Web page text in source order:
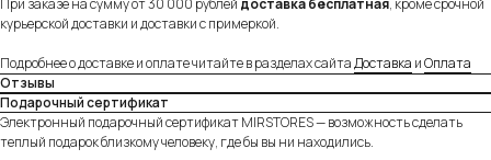
При заказе на сумму от 30 000 рублей доставка бесплатная, кроме срочной
курьерской доставки и доставки с примеркой.
Подробнее о доставке и оплате читайте в разделах сайтаДоставка иОплата
Отзывы
Подарочный сертификат
Электронный подарочный сертификат MIRSTORES — возможность сделать
теплый подарок близкому человеку, где бы вы ни находились.